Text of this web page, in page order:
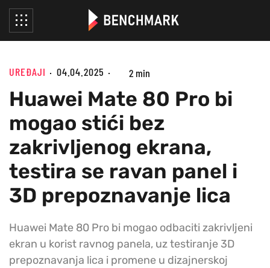
UREĐAJI 04.04.2025 2 min
Huawei Mate 80 Pro bi
mogao stići bez
zakrivljenog ekrana,
testira se ravan panel i
3D prepoznavanje lica
Huawei Mate 80 Pro bi mogao odbaciti zakrivljeni
ekran u korist ravnog panela, uz testiranje 3D
prepoznavanja lica i promene u dizajnerskoj